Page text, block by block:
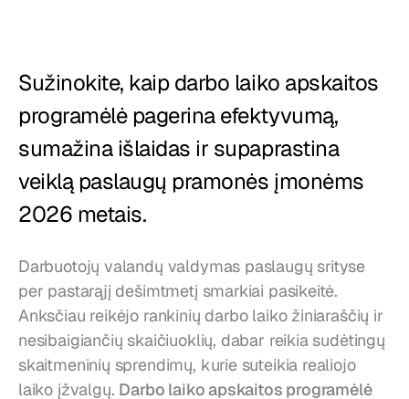
Maisto tiekimas
Kainos
Sužinokite, kaip darbo laiko apskaitos
programėlė pagerina efektyvumą,
sumažina išlaidas ir supaprastina
veiklą paslaugų pramonės įmonėms
2026 metais.
Darbuotojų valandų valdymas paslaugų srityse
per pastarąjį dešimtmetį smarkiai pasikeitė.
Anksčiau reikėjo rankinių darbo laiko žiniaraščių ir
nesibaigiančių skaičiuoklių, dabar reikia sudėtingų
skaitmeninių sprendimų, kurie suteikia realiojo
laiko įžvalgų. Darbo laiko apskaitos programėlė